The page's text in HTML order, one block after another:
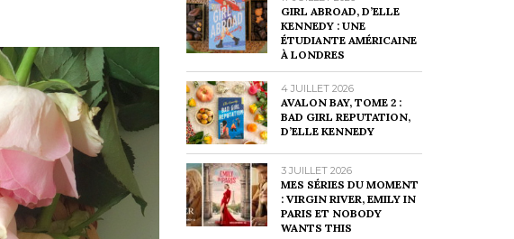
GIRL ABROAD, D’ELLE
KENNEDY : UNE
ÉTUDIANTE AMÉRICAINE
À LONDRES
4 JUILLET 2026
AVALON BAY, TOME 2 :
BAD GIRL REPUTATION,
D’ELLE KENNEDY
3 JUILLET 2026
MES SÉRIES DU MOMENT
: VIRGIN RIVER, EMILY IN
PARIS ET NOBODY
WANTS THIS